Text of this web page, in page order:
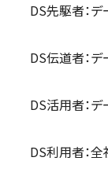
DS先駆者：
DS伝道者：
DS活用者：
DS利用者：